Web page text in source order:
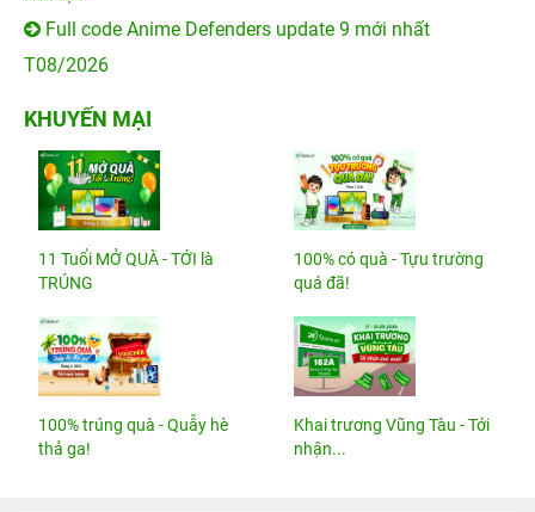
Full code Anime Defenders update 9 mới nhất
T08/2026
KHUYẾN MẠI
11 Tuổi MỞ QUÀ - TỚI là
TRÚNG
100% có quà - Tựu trường
quá đã!
100% trúng quà - Quẫy hè
thả ga!
Khai trương Vũng Tàu - Tới
nhận...